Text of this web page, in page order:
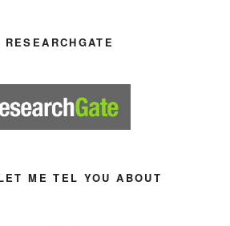
ME TEL YOU ABOUT